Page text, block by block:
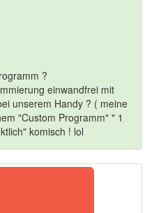
?
einwandfrei mit
unserem Handy ? ( meine
"Custom Programm" " 1
komisch ! lol